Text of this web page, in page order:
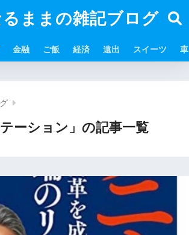
ままの雑記ブログ
金融 ご飯 経済 遠出 スイーツ 車
テーション」の記事一覧